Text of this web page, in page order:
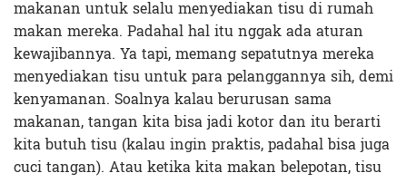
makanan untuk selalu menyediakan tisu di rumah
makan mereka. Padahal hal itu nggak ada aturan
kewajibannya. Ya tapi, memang sepatutnya mereka
menyediakan tisu untuk para pelanggannya sih, demi
kenyamanan. Soalnya kalau berurusan sama
makanan, tangan kita bisa jadi kotor dan itu berarti
kita butuh tisu (kalau ingin praktis, padahal bisa juga
cuci tangan). Atau ketika kita makan belepotan, tisu